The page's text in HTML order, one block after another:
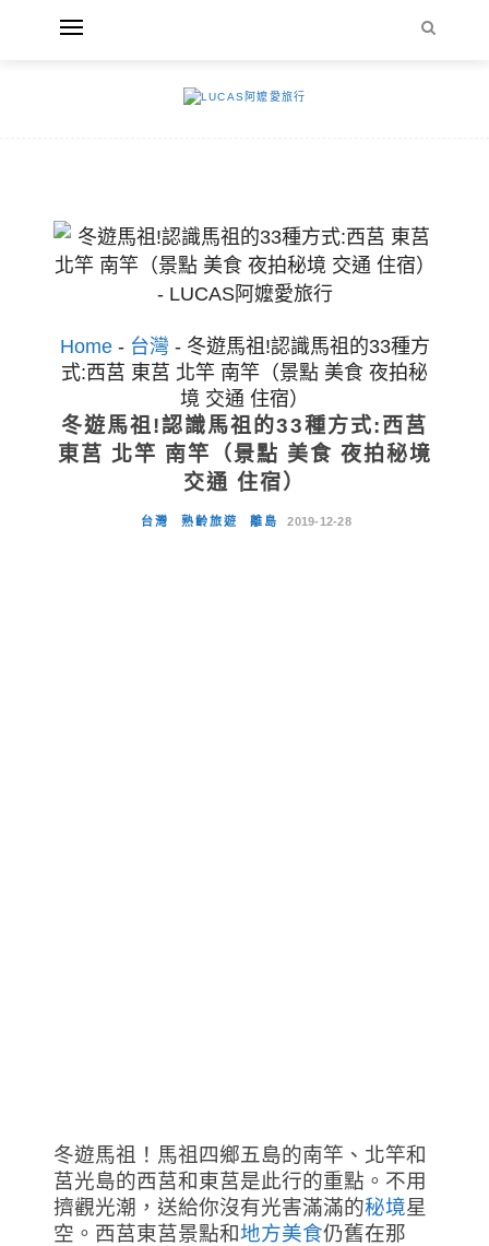
Home- 台灣 - 冬遊馬祖!認識馬祖的33種方
式:西莒 東莒 北竿 南竿（景點 美食 夜拍秘
境 交通 住宿）
冬遊馬祖!認識馬祖的33種方式:西莒
東莒 北竿 南竿（景點 美食 夜拍秘境
交通 住宿）
台灣 熟齡旅遊 離島 2019-12-28
冬遊馬祖！馬祖四鄉五島的南竿、北竿和
莒光島的西莒和東莒是此行的重點。不用
擠觀光潮，送給你沒有光害滿滿的秘境星
空。西莒東莒景點和地方美食仍舊在那